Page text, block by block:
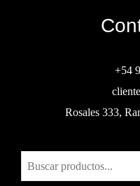
+54
Rosales 333,